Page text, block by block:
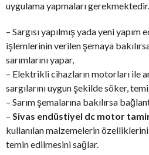
uygulama yapmaları gerekmektedir.
– Sargısı yapılmış yada yeni
işlemlerinin verilen şemaya
sarımlarını yapar,
– Elektrikli cihazların motorları ile
sargılarını uygun şekilde söker,
– Sarım şemalarına bakılırsa
– Sivas endüstiyel dc motor
kullanılan malzemelerin
temin edilmesini sağlar.